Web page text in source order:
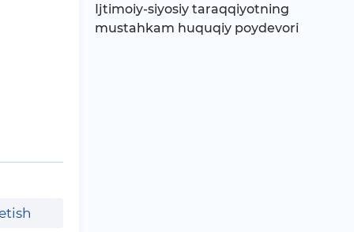
Ijtimoiy-siyosiy taraqqiyotning
mustahkam huquqiy poydevori